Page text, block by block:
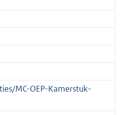
MC-OEP-Kamerstuk-